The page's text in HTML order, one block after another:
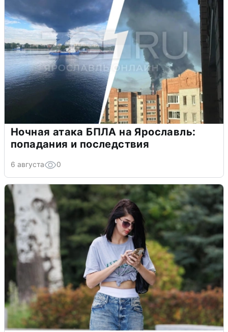
Ночная атака БПЛА на Ярославль:
попадания и последствия
6 августа 0